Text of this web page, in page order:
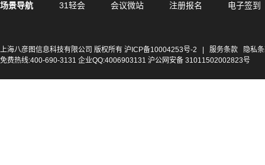
场景导航 31轻会 会议微站 注册报名 电子签到
上海八彦图信息科技有限公司 版权所有 沪ICP备10004253号-2 服务条款
隐私
免费热线:400-690-3131 企业QQ:4006903131 沪公网安备 31011502002823号